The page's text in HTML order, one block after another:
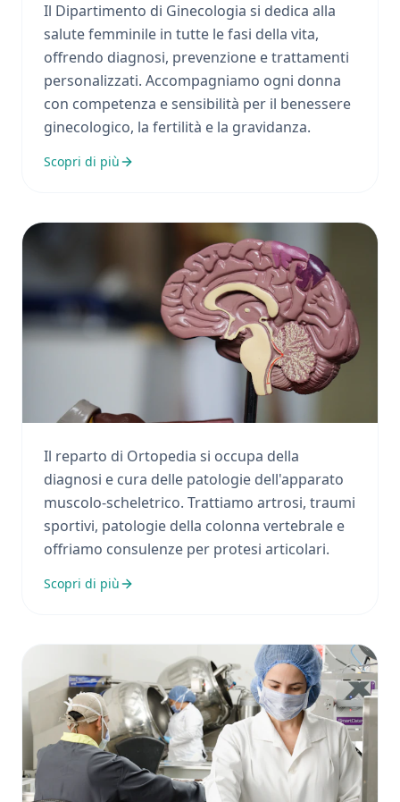
Il Dipartimento di Ginecologia si dedica alla
salute femminile in tutte le fasi della vita,
offrendo diagnosi, prevenzione e trattamenti
personalizzati. Accompagniamo ogni donna
con competenza e sensibilità per il benessere
ginecologico, la fertilità e la gravidanza.
Scopri di più
Il reparto di Ortopedia si occupa della
diagnosi e cura delle patologie dell'apparato
muscolo-scheletrico. Trattiamo artrosi, traumi
sportivi, patologie della colonna vertebrale e
offriamo consulenze per protesi articolari.
Scopri di più